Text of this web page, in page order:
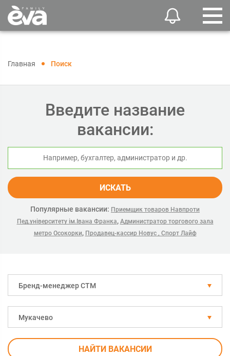
Главная Поиск
Введите название
вакансии:
ИСКАТЬ
Популярные вакансии: Приемщик товаров Навпроти
Пед.університету ім.Івана Франка, Администратор торгового зала
метро Осокорки, Продавец-кассир Новус , Спорт Лайф
Бренд-менеджер СТМ
Мукачево
НАЙТИ ВАКАНСИИ